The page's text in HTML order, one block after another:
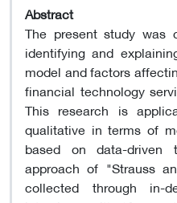
Abstract
The present study
identifying and
model and factors
financial technology
This research is
qualitative in terms of
based on data-driven
approach of "Strauss
collected through in-